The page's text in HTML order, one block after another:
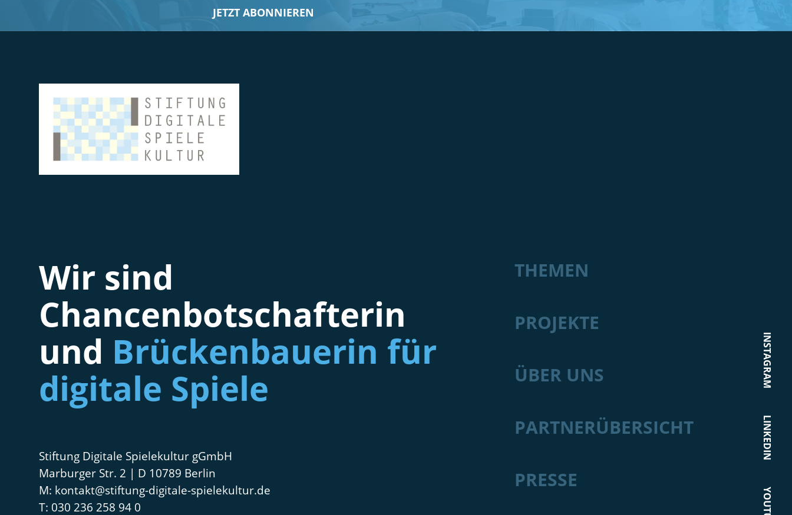
JETZT ABONNIEREN
Wir sind
Chancenbotschafterin
und Brückenbauerin für
digitale Spiele
Stiftung Digitale Spielekultur gGmbH
Marburger Str. 2 | D 10789 Berlin
kontakt@stiftung-digitale-spielekultur.de
030 236 258 94 0
THEMEN
PROJEKTE
ÜBER UNS
PARTNERÜBERSICHT
PRESSE
INSTAGRAM
LINKEDIN